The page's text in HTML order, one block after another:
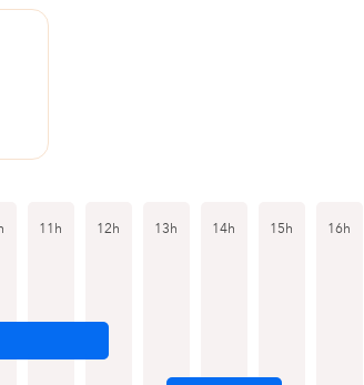
11h 12h 13h 14h 15h 16h